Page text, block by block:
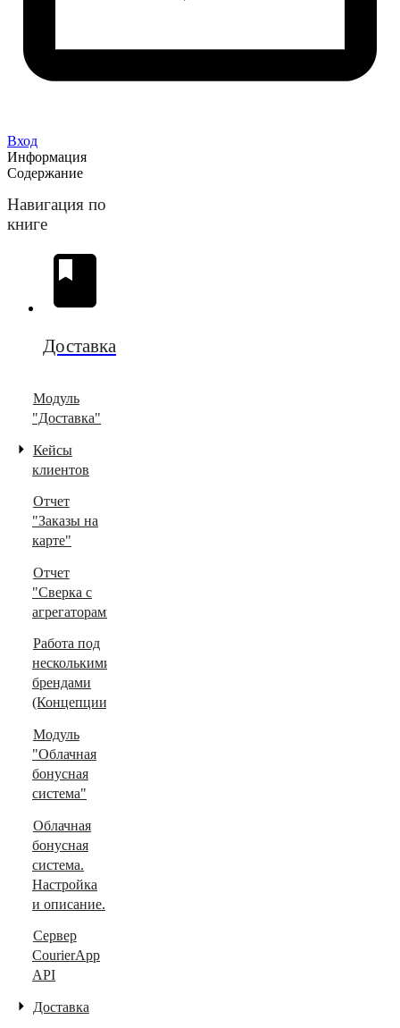
Вход
Информация
Содержание
Навигация по
книге
Доставка
Модуль
"Доставка"
Кейсы
клиентов
Отчет
"Заказы на
карте"
Отчет
"Сверка с
агрегаторами"
Работа под
несколькими
брендами
(Концепции)
Модуль
"Облачная
бонусная
система"
Облачная
бонусная
система.
Настройка
и описание.
Сервер
CourierApp
API
Доставка